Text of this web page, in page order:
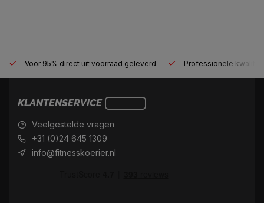
Voor 95% direct uit voorraad geleverd Professionele
KLANTENSERVICE
Veelgestelde vragen
+31 (0)24 645 1309
info@fitnesskoerier.nl